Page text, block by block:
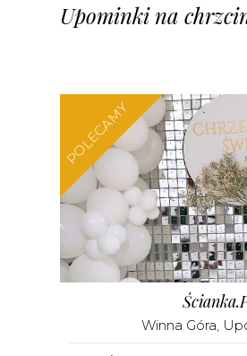
Upominki na
POLECAMY
Winna Góra,